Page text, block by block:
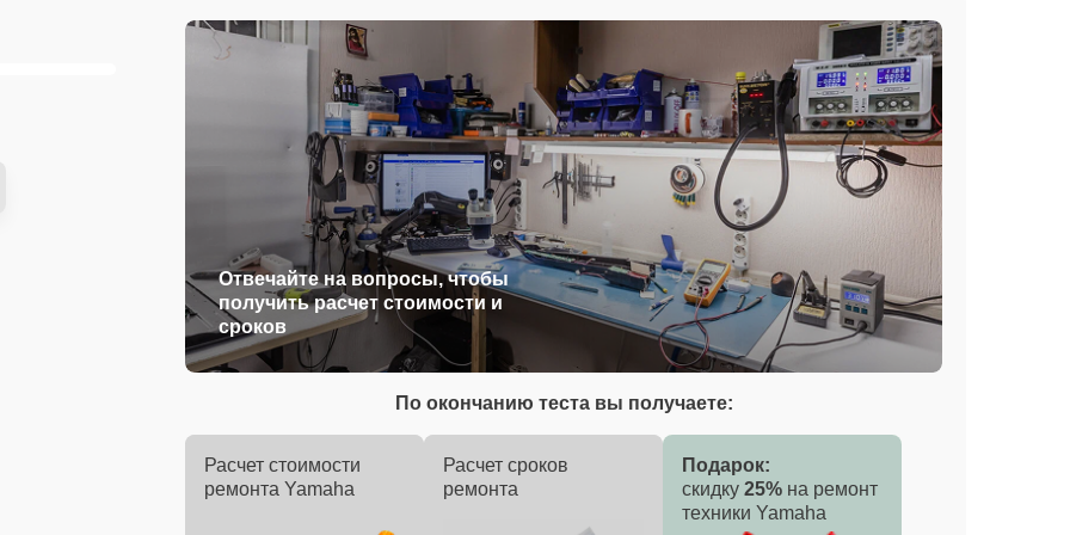
Отвечайте на вопросы, чтобы
получить расчет стоимости и
сроков
По окончанию теста вы получаете:
Расчет стоимости
ремонта Yamaha
Расчет сроков
ремонта
Подарок:
скидку 25% на ремонт
техники Yamaha